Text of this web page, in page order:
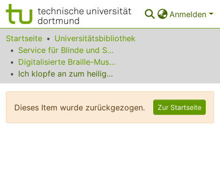
Anmelden
Bereiche & Sammlungen
Das gesamte Repositorium
Statistiken
Startseite
Universitätsbibliothek
Service für Blinde und Sehbehinderte
Digitalisierte Braille-Musik-Matrizen des VzfB
Ich klopfe an zum heiligen Advent
Dieses Item wurde zurückgezogen. Zur Startseite